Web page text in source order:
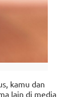
kamu dan
lain di media